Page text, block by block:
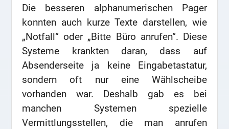
Die besseren alphanumerischen Pager
konnten auch kurze Texte darstellen, wie
„Notfall“ oder „Bitte Büro anrufen“. Diese
Systeme krankten daran, dass auf
Absenderseite ja keine Eingabetastatur,
sondern oft nur eine Wählscheibe
vorhanden war. Deshalb gab es bei
manchen Systemen spezielle
Vermittlungsstellen, die man anrufen